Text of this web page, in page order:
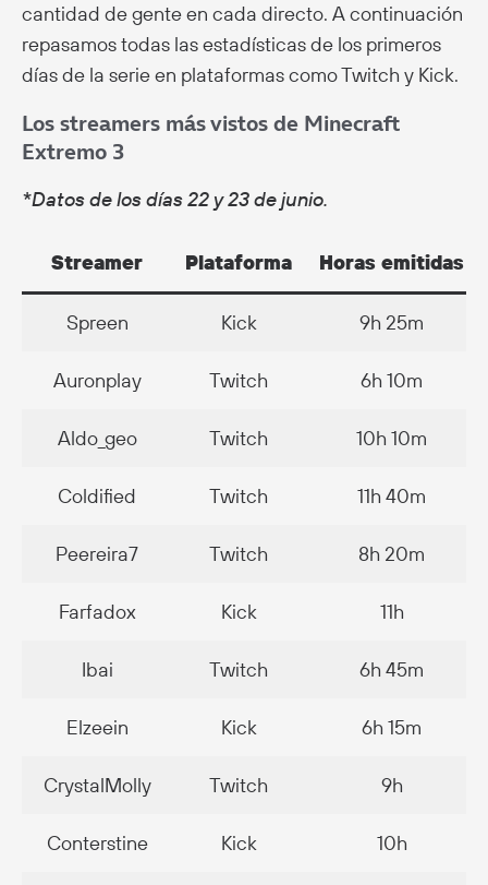
cantidad de gente en cada directo. A continuación
repasamos todas las estadísticas de los primeros
días de la serie en plataformas como Twitch y Kick.
Los streamers más vistos de Minecraft
Extremo 3
*Datos de los días 22 y 23 de junio.
Streamer Plataforma Horas emitidas
Spreen Kick 9h 25m
Auronplay Twitch 6h 10m
Aldo_geo Twitch 10h 10m
Coldified Twitch 11h 40m
Peereira7 Twitch 8h 20m
Farfadox Kick 11h
Ibai Twitch 6h 45m
Elzeein Kick 6h 15m
CrystalMolly Twitch 9h
Conterstine Kick 10h